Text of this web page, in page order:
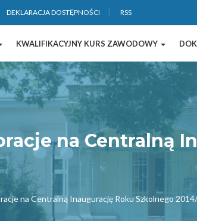
DEKLARACJA DOSTĘPNOŚCI RSS
KWALIFIKACYJNY KURS ZAWODOWY
na Centralną
na Centralną Inaugurację Roku Szkolnego